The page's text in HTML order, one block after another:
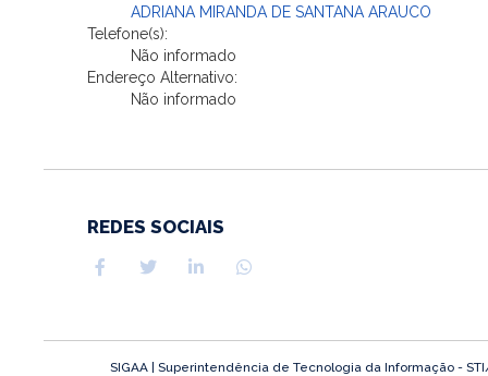
ADRIANA MIRANDA DE SANTANA ARAUCO
Telefone(s):
Não informado
Endereço Alternativo:
Não informado
REDES SOCIAIS
SIGAA | Superintendência de Tecnologia da Informação -